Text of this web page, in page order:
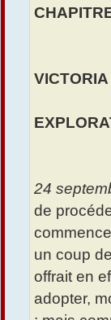
VICTORIA
24
de
un coup
offrait en
adopter,